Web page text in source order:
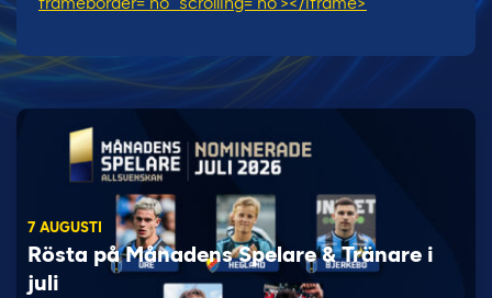
7 AUGUSTI
Rösta på Månadens Spelare & Tränare i
juli